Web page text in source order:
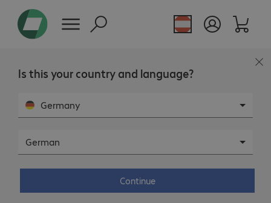
Is this your country and language?
Germany
German
Continue
IT-Business-Architektur –
Migrationsplanung.